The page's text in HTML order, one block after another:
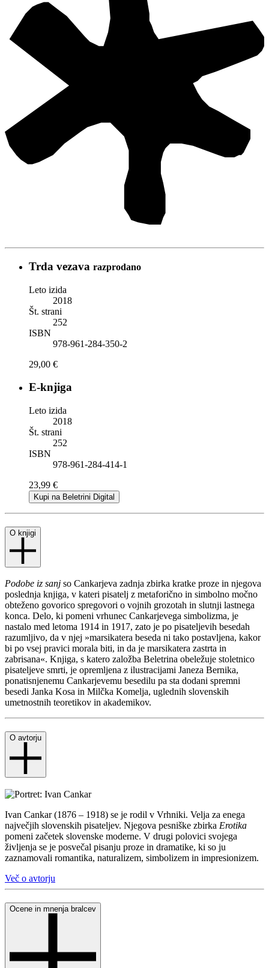
Trda vezava razprodano
Leto izida
2018
Št. strani
252
ISBN
978-961-284-350-2
29,00 €
E-knjiga
Leto izida
2018
Št. strani
252
ISBN
978-961-284-414-1
23,99 €
Kupi na Beletrini Digital
O knjigi
Podobe iz sanj so Cankarjeva zadnja zbirka kratke proze in njegova
poslednja knjiga, v kateri pisatelj z metaforično in simbolno močno
obteženo govorico spregovori o vojnih grozotah in slutnji lastnega
konca. Delo, ki pomeni vrhunec Cankarjevega simbolizma, je
nastalo med letoma 1914 in 1917, zato je po pisateljevih besedah
razumljivo, da v njej »marsikatera beseda ni tako postavljena, kakor
bi po vsej pravici morala biti, in da je marsikatera zastrta in
zabrisana«. Knjiga, s katero založba Beletrina obeležuje stoletnico
pisateljeve smrti, je opremljena z ilustracijami Janeza Bernika,
ponatisnjenemu Cankarjevemu besedilu pa sta dodani spremni
besedi Janka Kosa in Milčka Komelja, uglednih slovenskih
umetnostnih teoretikov in akademikov.
O avtorju
Ivan Cankar (1876 – 1918) se je rodil v Vrhniki. Velja za enega
največjih slovenskih pisateljev. Njegova pesniške zbirka Erotika
pomeni začetek slovenske moderne. V drugi polovici svojega
življenja se je posvečal pisanju proze in dramatike, ki so ju
zaznamovali romantika, naturalizem, simbolizem in impresionizem.
Več o avtorju
Ocene in mnenja bralcev